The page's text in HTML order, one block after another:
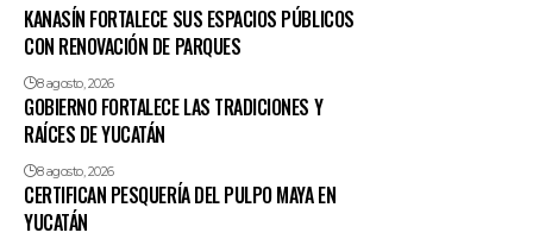
KANASÍN FORTALECE SUS ESPACIOS PÚBLICOS
CON RENOVACIÓN DE PARQUES
8 agosto, 2026
GOBIERNO FORTALECE LAS TRADICIONES Y
RAÍCES DE YUCATÁN
8 agosto, 2026
CERTIFICAN PESQUERÍA DEL PULPO MAYA EN
YUCATÁN